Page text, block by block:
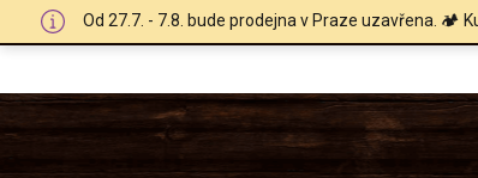
Od 27.7. - 7.8. bude prodejna v Praze uzavřena. 🏕️